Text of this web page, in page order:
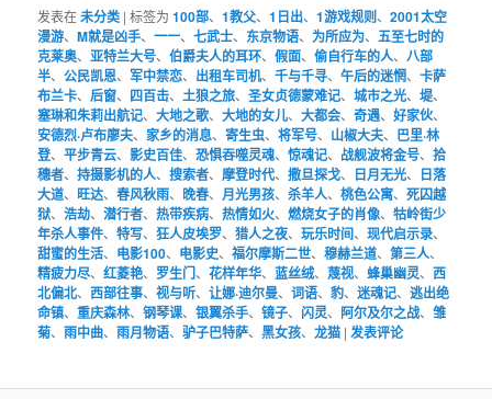
发表在未分类 |标签为 100部、1教父、1日出、1游戏规则、2001太空
漫游、M就是凶手、一一、七武士、 东京物语、 为所应为、五至七时的
克莱奥、亚特兰大号、伯爵夫人的耳环、假面、偷自行车的人、八部
半、公民凯恩、 军中禁恋、 出租车司机、千与千寻、午后的迷惘、卡萨
布兰卡、 后窗、 四百击、土狼之旅、圣女贞德蒙难记、城市之光、堤、
塞琳和朱莉出航记、大地之歌、大地的女儿、大都会、奇遇、好家伙、
安德烈·卢布廖夫、 家乡的消息、寄生虫、将军号、 山椒大夫、 巴里·林
登、平步青云、影史百佳、恐惧吞噬灵魂、惊魂记、 战舰波将金号、拾
穗者、持摄影机的人、搜索者、摩登时代、撒旦探戈、 日月无光、
日落
大道、 旺达、春风秋雨、 晚春、 月光男孩、杀羊人、桃色公寓、死囚越
狱、浩劫、潜行者、热带疾病、热情如火、燃烧女子的肖像、牯岭街少
年杀人事件、特写、狂人皮埃罗、猎人之夜、玩乐时间、现代启示录、
甜蜜的生活、 电影100、 电影史、福尔摩斯二世、穆赫兰道、第三人、
精疲力尽、红菱艳、 罗生门、花样年华、蓝丝绒、蔑视、蜂巢幽灵、西
北偏北、西部往事、视与听、让娜·迪尔曼、词语、豹、迷魂记、逃出绝
命镇、重庆森林、钢琴课、银翼杀手、镜子、 闪灵、 阿尔及尔之战、雏
菊、雨中曲、雨月物语、驴子巴特萨、黑女孩、龙猫 |发表评论